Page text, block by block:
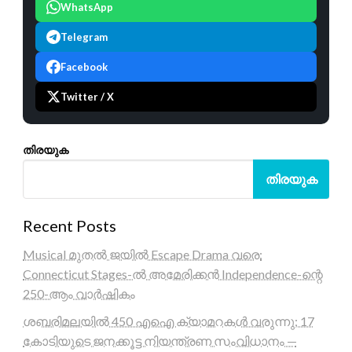
WhatsApp
Telegram
Facebook
Twitter / X
തിരയുക
തിരയുക
Recent Posts
Musical മുതൽ ജയിൽ Escape Drama വരെ:
Connecticut Stages-ൽ അമേരിക്കൻ Independence-ന്റെ
250-ആം വാർഷികം
ശബരിമലയിൽ 450 എഐ ക്യാമറകൾ വരുന്നു; 17
കോടിയുടെ ജനക്കൂട്ട നിയന്ത്രണ സംവിധാനം —